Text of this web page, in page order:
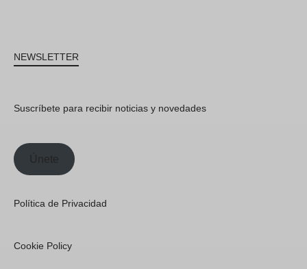
NEWSLETTER
Suscríbete para recibir noticias y novedades
Únete
Política de Privacidad
Cookie Policy